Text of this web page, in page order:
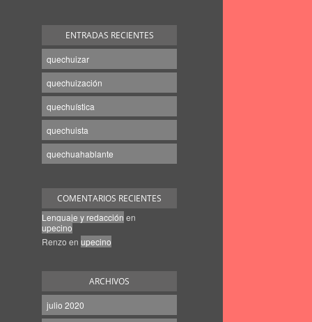
ENTRADAS RECIENTES
quechuizar
quechuización
quechuística
quechuista
quechuahablante
COMENTARIOS RECIENTES
Lenguaje y redacción en
upecino
Renzo en upecino
ARCHIVOS
julio 2020